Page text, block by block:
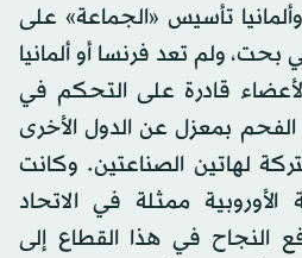
تأسيس «الجماعة» على
ولم تعد فرنسا أو ألمانيا
قادرة على التحكم في
بمعزل عن الدول الأخرى
لهاتين الصناعتين. وكانت
ممثلة في الاتحاد
النجاح في هذا القطاع إلى